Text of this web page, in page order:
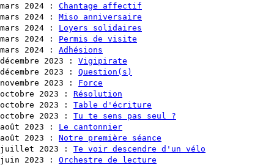
mars 2024
:
Chantage affectif
mars 2024
:
Miso anniversaire
mars 2024
:
Loyers solidaires
mars 2024
:
Permis de visite
mars 2024
:
Adhésions
décembre 2023
:
Vigipirate
décembre 2023
:
Question(s)
novembre 2023
:
Force
octobre 2023
:
Résolution
octobre 2023
:
Table d'écriture
octobre 2023
:
Tu te sens pas seul ?
août 2023
:
Le cantonnier
août 2023
:
Notre première séance
juillet 2023
:
Te voir descendre d'un vélo
juin 2023
:
Orchestre de lecture